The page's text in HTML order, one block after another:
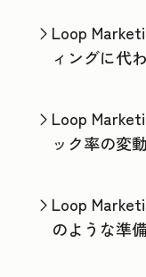
Loop
ィングに代
Loop
ック率の変
Loop
のような準